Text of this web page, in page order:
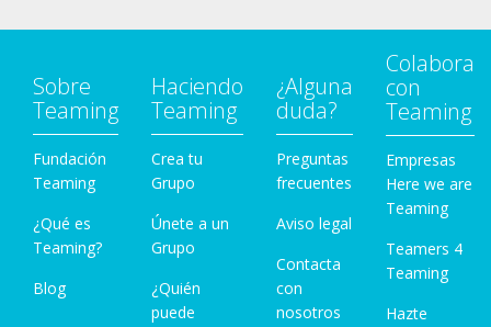
Sobre
Teaming
Fundación
Teaming
¿Qué es
Teaming?
Blog
Haciendo
Teaming
Crea tu
Grupo
Únete a un
Grupo
¿Quién
puede
¿Alguna
duda?
Preguntas
frecuentes
Aviso legal
Contacta
con
nosotros
Colabora
con
Teaming
Empresas
Here we are
Teaming
Teamers 4
Teaming
Hazte